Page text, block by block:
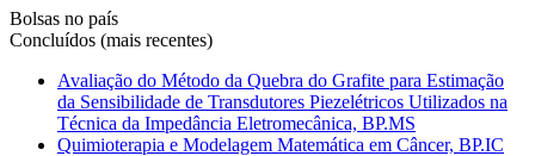
Bolsas no país
Concluídos (mais recentes)
Avaliação do Método da Quebra do Grafite para Estimação
da Sensibilidade de Transdutores Piezelétricos Utilizados na
Técnica da Impedância Eletromecânica, BP.MS
Quimioterapia e Modelagem Matemática em Câncer, BP.IC